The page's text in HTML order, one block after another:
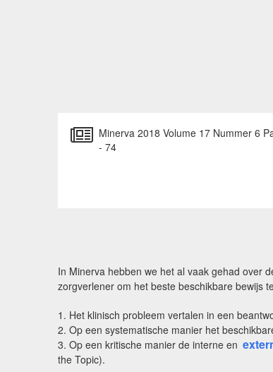
Minerva 2018 Volume 17 Nummer 6
- 74
In Minerva hebben we het al vaak gehad over
zorgverlener om het beste beschikbare bewijs
1. Het klinisch probleem vertalen in een
2. Op een systematische manier het
3. Op een kritische manier de interne en
the Topic).